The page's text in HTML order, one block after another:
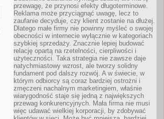
przewagę, że przynosi efekty długoterminowe.
Reklama może przyciągnąć uwagę, lecz to
zaufanie decyduje, czy klient zostanie na dłużej.
Dlatego małe firmy nie powinny myśleć o swojej
obecności w internecie wyłącznie w kategoriach
szybkiej sprzedaży. Znacznie lepiej budować
relację opartą na rzetelności, cierpliwości i
użyteczności. Taka strategia nie zawsze daje
natychmiastowy wzrost, ale tworzy solidny
fundament pod dalszy rozwój. A w świecie, w
którym odbiorcy są coraz bardziej ostrożni i
zmęczeni nachalnym marketingiem, właśnie
wiarygodność staje się jedną z największych
przewag konkurencyjnych. Mała firma nie musi
więc udawać wielkiej korporacji, by zdobywać